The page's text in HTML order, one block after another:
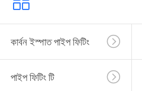
কার্বন ইস্পাত পাইপ ফিটিং
পাইপ ফিটিং টি